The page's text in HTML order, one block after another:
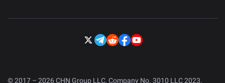
© 2017 – 2026 CHN Group LLC, Company No. 3010 LLC 2023.